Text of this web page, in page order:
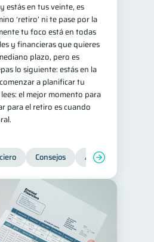
ahorro 1
Doble sueldo 1
1
1
estás en tus veinte, es
‘retiro’ ni te pase por la
tu foco está en todas
y financieras que quieres
plazo, pero es
lo siguiente: estás en la
a planificar tu
el mejor momento para
para el retiro es cuando
Consejos Ahorro